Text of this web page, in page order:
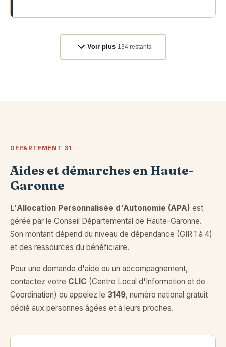
Voir plus 134 restants
DÉPARTEMENT 31
Aides et démarches en Haute-
Garonne
L'Allocation Personnalisée d'Autonomie (APA) est
gérée par le Conseil Départemental de Haute-Garonne.
Son montant dépend du niveau de dépendance (GIR 1 à 4)
et des ressources du bénéficiaire.
Pour une demande d'aide ou un accompagnement,
contactez votre CLIC (Centre Local d'Information et de
Coordination) ou appelez le 3149, numéro national gratuit
dédié aux personnes âgées et à leurs proches.